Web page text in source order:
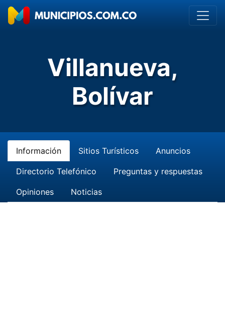
Villanueva,
Bolívar
Información Sitios Turísticos Anuncios
Directorio Telefónico Preguntas y respuestas
Opiniones Noticias